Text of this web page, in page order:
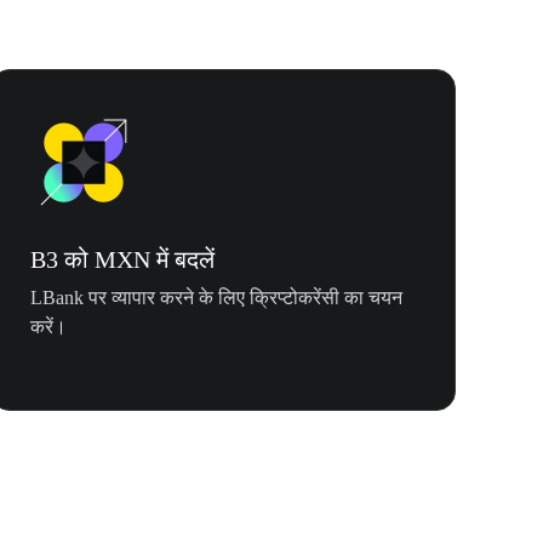
B3 को MXN में बदलें
LBank पर व्यापार करने के लिए क्रिप्टोकरेंसी का चयन
करें।